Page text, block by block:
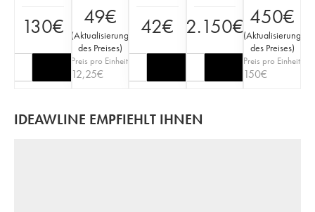
130€ 49€
(Aktualisierung
des Preises)
Preis pro Einheit
12,25€
42€ 2.150€ 450€
(Aktualisierung
des Preises)
Preis pro Einheit
150€
IDEAWLINE EMPFIEHLT IHNEN